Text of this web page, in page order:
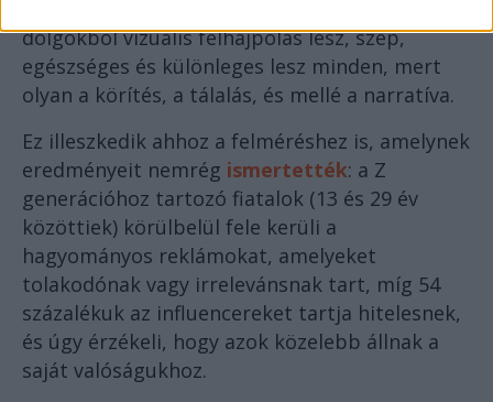
dolgokból vizuális felhájpolás lesz, szép,
egészséges és különleges lesz minden, mert
olyan a körítés, a tálalás, és mellé a narratíva.
Ez illeszkedik ahhoz a felméréshez is, amelynek
eredményeit nemrég ismertették: a Z
generációhoz tartozó fiatalok (13 és 29 év
közöttiek) körülbelül fele kerüli a
hagyományos reklámokat, amelyeket
tolakodónak vagy irrelevánsnak tart, míg 54
százalékuk az influencereket tartja hitelesnek,
és úgy érzékeli, hogy azok közelebb állnak a
saját valóságukhoz.